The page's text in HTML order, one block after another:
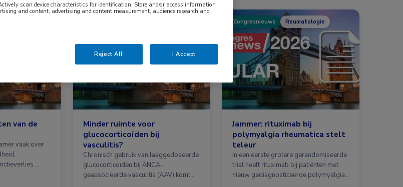
van de
vaak over
…
Minder ruimte voor
glucocorticoïden bij
vasculitis?
Chronisch gebruik van laaggedoseerde
glucocorticoïden bij ANCA-
geassocieerde vasculitis (AAV) komt
Congresnieuws Reumatologie
Jammer: rituximab bij
polymyalgia rheumatica stelt
teleur
In een eerste grotere gerandomiseerde
trial heeft rituximab bij patiënten met
nieuw gediagnosticeerde polymyalgia
scan device characteristics for identification. Store and/or access information
and content, advertising and content measurement, audience research and
Reject All I Accept